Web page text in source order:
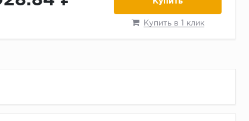
Купить в 1 клик